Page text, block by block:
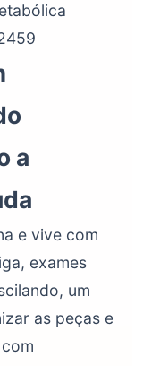
a
e vive com
exames
um
as peças e